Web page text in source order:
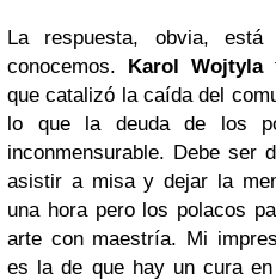
La respuesta, obvia,
conocemos. Karol Wojtyla
que catalizó la caída del
lo que la deuda de los
inconmensurable. Debe ser
asistir a misa y dejar la
una hora pero los polacos
arte con maestría. Mi
es la de que hay un cura